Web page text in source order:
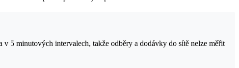
5 minutových intervalech, takže odběry a dodávky do sítě nelze měřit